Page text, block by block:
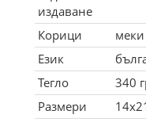
издаване
Корици
меки
Език
Тегло
340
Размери